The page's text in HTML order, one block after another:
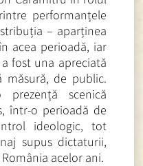
performanțele
– aparținea
acea perioadă, iar
fost una apreciată
măsură, de public.
scenică
într-o perioadă de
ideologic, tot
supus dictaturii,
acelor ani.